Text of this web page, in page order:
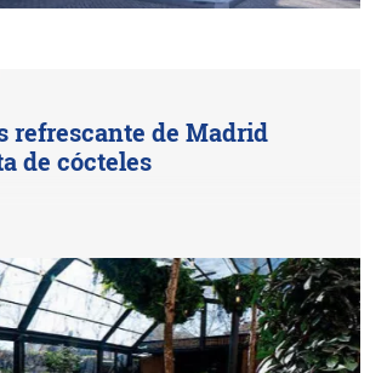
refrescante de Madrid
de cócteles